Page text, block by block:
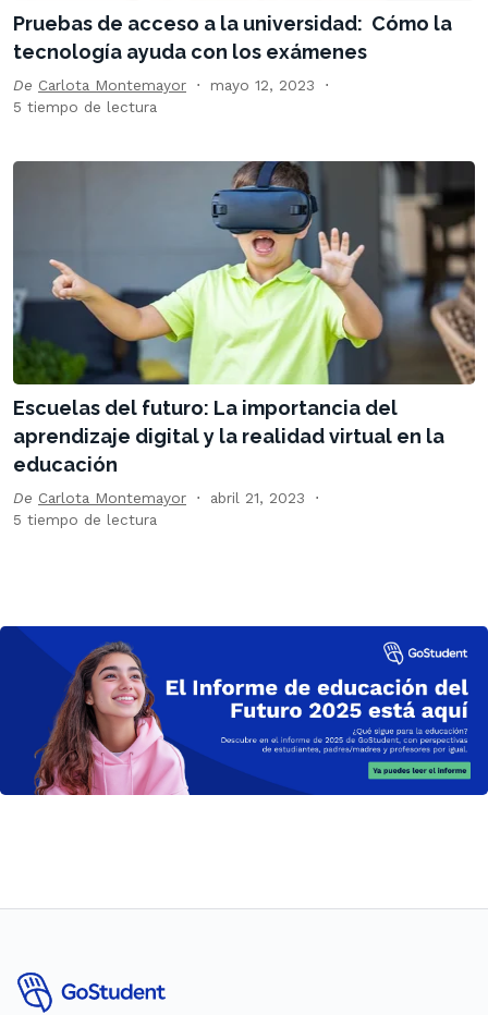
Pruebas de acceso a la universidad: Cómo la
tecnología ayuda con los exámenes
De Carlota Montemayor
mayo 12, 2023
5 tiempo de lectura
Escuelas del futuro: La importancia del
aprendizaje digital y la realidad virtual en la
educación
De Carlota Montemayor
abril 21, 2023
5 tiempo de lectura